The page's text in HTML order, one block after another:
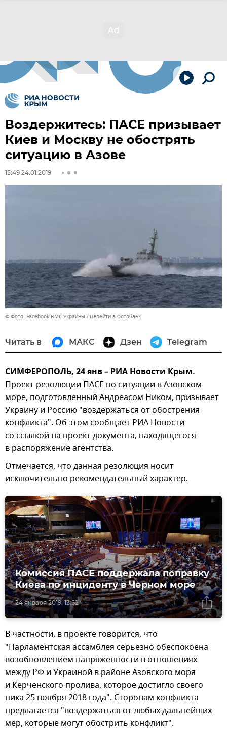
Воздержитесь: ПАСЕ призывает
Киев и Москву не обострять
ситуацию в Азове
15:49 24.01.2019
© Фото: Facebook ВМС Украины Перейти в фотобанк
Читать в МАКС Дзен Telegram
СИМФЕРОПОЛЬ, 24 янв – РИА Новости Крым.
Проект резолюции ПАСЕ по ситуации в Азовском
море, подготовленный Андреасом Ником, призывает
Украину и Россию "воздержаться от обострения
конфликта". Об этом сообщает РИА Новости
со ссылкой на проект документа, находящегося
в распоряжение агентства.
Отмечается, что данная резолюция носит
исключительно рекомендательный характер.
24 января 2019, 13:52
Комиссия ПАСЕ поддержала поправку
Киева по инциденту в Черном море
В частности, в проекте говорится, что
"Парламентская ассамблея серьезно обеспокоена
возобновлением напряженности в отношениях
между РФ и Украиной в районе Азовского моря
и Керченского пролива, которое достигло своего
пика 25 ноября 2018 года". Сторонам конфликта
предлагается "воздержаться от любых дальнейших
мер, которые могут обострить конфликт".